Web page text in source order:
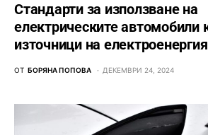
Стандарти за използване на
електрическите автомобили
източници на електроенергия
ОТ БОРЯНА ПОПОВА ДЕКЕМВРИ 24, 2024